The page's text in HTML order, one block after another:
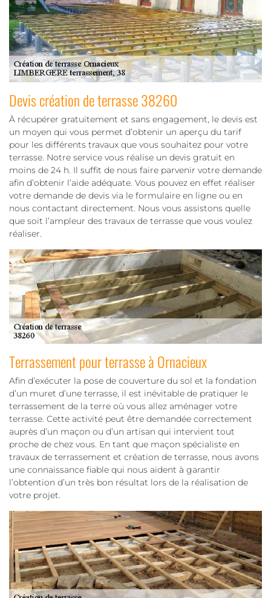
Devis création de terrasse 38260
À récupérer gratuitement et sans engagement, le devis est
un moyen qui vous permet d’obtenir un aperçu du tarif
pour les différents travaux que vous souhaitez pour votre
terrasse. Notre service vous réalise un devis gratuit en
moins de 24 h. Il suffit de nous faire parvenir votre demande
afin d’obtenir l’aide adéquate. Vous pouvez en effet réaliser
votre demande de devis via le formulaire en ligne ou en
nous contactant directement. Nous vous assistons quelle
que soit l’ampleur des travaux de terrasse que vous voulez
réaliser.
Terrassement pour terrasse à Ornacieux
Afin d’exécuter la pose de couverture du sol et la fondation
d’un muret d’une terrasse, il est inévitable de pratiquer le
terrassement de la terre où vous allez aménager votre
terrasse. Cette activité peut être demandée correctement
auprès d’un maçon ou d’un artisan qui intervient tout
proche de chez vous. En tant que maçon spécialiste en
travaux de terrassement et création de terrasse, nous avons
une connaissance fiable qui nous aident à garantir
l’obtention d’un très bon résultat lors de la réalisation de
votre projet.